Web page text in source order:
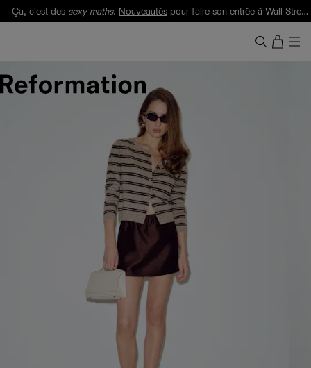
Ça, c'est des sexy maths. Nouveautés pour faire son entrée à Wall Street.